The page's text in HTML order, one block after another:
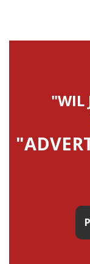
"WIL